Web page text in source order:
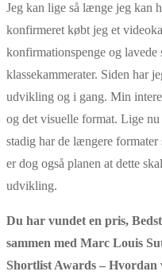
Jeg kan lige så længe jeg kan
konfirmeret købt jeg et
konfirmationspenge og lavede
klassekammerater. Siden har
udvikling og i gang. Min
og det visuelle format. Lige
stadig har de længere
er dog også planen at dette
udvikling.
Du har vundet en pris,
sammen med Marc Louis
Shortlist Awards – Hvordan